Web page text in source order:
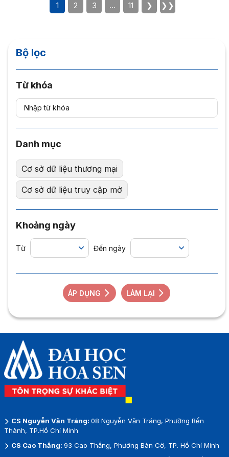
1 2 3 … 11 ❯ ❯❯
Bộ lọc
Từ khóa
Danh mục
Cơ sở dữ liệu thương mại
Cơ sở dữ liệu truy cập mở
Khoảng ngày
Từ Đến ngày
ÁP DỤNG LÀM LẠI
CS Nguyễn Văn Tráng: 08 Nguyễn Văn Tráng, Phường Bến
Thành, TP.Hồ Chí Minh
CS Cao Thắng: 93 Cao Thắng, Phường Bàn Cờ, TP. Hồ Chí Minh